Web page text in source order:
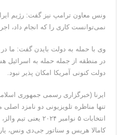
ونس معاون ترامپ نیز گفت: رژیم
نمی‌توانست کاری را که انجام داد،
وی با حمله به دولت بایدن گفت: ما
در منطقه از جمله حمله به اسرائیل
دولت کنونی آمریکا امکان پذیر نبود.
ایرنا (خبرگزاری رسمی جمهوری
تنها مناظره تلویزیونی دو نامزد
انتخابات ۵ نوامبر
کامالا هریس و سناتور جی‌دی ونس،